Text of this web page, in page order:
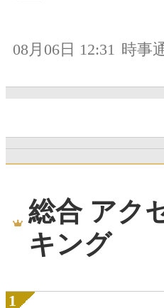
08月06日 12:31 時事
総合 アク
キング